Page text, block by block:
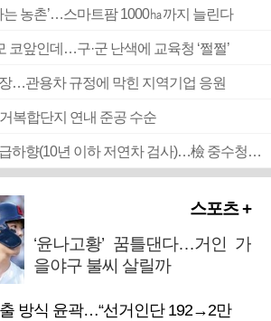
는 농촌’…스마트팜 1000㏊까지 늘린다
코앞인데…구·군 난색에 교육청 ‘쩔쩔’
…관용차 규정에 막힌 지역기업 응원
복합단지 연내 준공 수순
■ 검사 신분 버리고 직급하향(10년 이하 저연차 검사)…檢 중수청행 기피
스포츠 +
‘윤나고황’ 꿈틀댄다…거인 가
을야구 불씨 살릴까
방식 윤곽…“선거인단 192→2만